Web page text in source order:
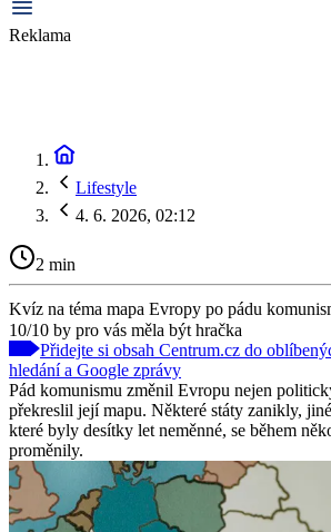
Reklama
Lifestyle
4. 6. 2026, 02:12
2 min
Kvíz na téma mapa Evropy po pádu
10/10 by pro vás měla být hračka
Přidejte si obsah Centrum.cz do
hledání a Google zprávy
Pád komunismu změnil Evropu nejen
překreslil její mapu. Některé státy zanikly,
které byly desítky let neměnné, se během
proměnily.